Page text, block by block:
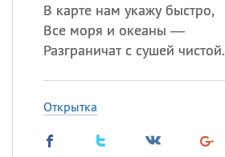
В карте нам укажу быстро,
Все моря и океаны —
Разграничат с сушей чистой.
Открытка